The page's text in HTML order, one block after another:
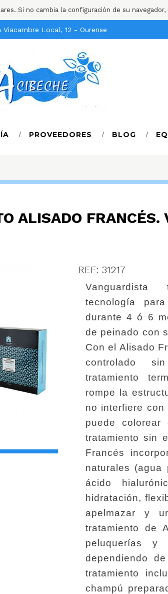
Si no cambia la configuración de su
Viacambre Local, 12 - Ourense
PROVEEDORES BLOG
ALISADO FRANCÉS.
REF: 31217
tecnología
durante 4 ó 6
de peinado con
Con el Alisado
controlado
tratamiento
rompe la
no interfiere
puede
tratamiento sin
Francés
naturales (agua
ácido
hidratación,
apelmazar y
tratamiento de
peluquerías
dependiendo
tratamiento
champú